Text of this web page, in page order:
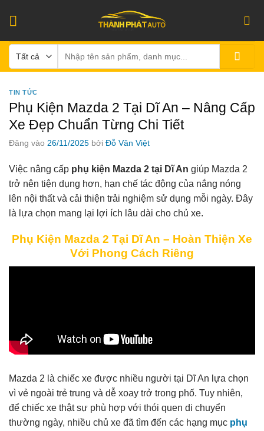
kiếm:
TIN TỨC
Phụ Kiện Mazda 2 Tại Dĩ An – Nâng Cấp
Xe Đẹp Chuẩn Từng Chi Tiết
Đăng vào 26/11/2025 bởi Đỗ Văn Việt
Việc nâng cấp phụ kiện Mazda 2 tại Dĩ An giúp Mazda 2
trở nên tiện dụng hơn, hạn chế tác động của nắng nóng
lên nội thất và cải thiện trải nghiệm sử dụng mỗi ngày. Đây
là lựa chọn mang lại lợi ích lâu dài cho chủ xe.
Phụ Kiện Mazda 2 Tại Dĩ An – Hoàn Thiện Xe
Với Phong Cách Riêng
Mazda 2 là chiếc xe được nhiều người tại Dĩ An lựa chọn
vì vẻ ngoài trẻ trung và dễ xoay trở trong phố. Tuy nhiên,
để chiếc xe thật sự phù hợp với thói quen di chuyển
thường ngày, nhiều chủ xe đã tìm đến các hạng mục phụ